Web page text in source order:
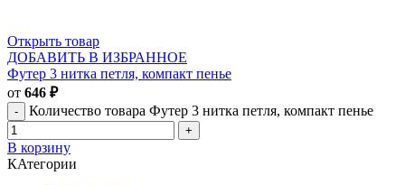
Открыть товар
ДОБАВИТЬ В ИЗБРАННОЕ
Футер 3 нитка петля, компакт пенье
от 646 ₽
Количество товара Футер 3 нитка петля, компакт пенье
В корзину
КАтегории